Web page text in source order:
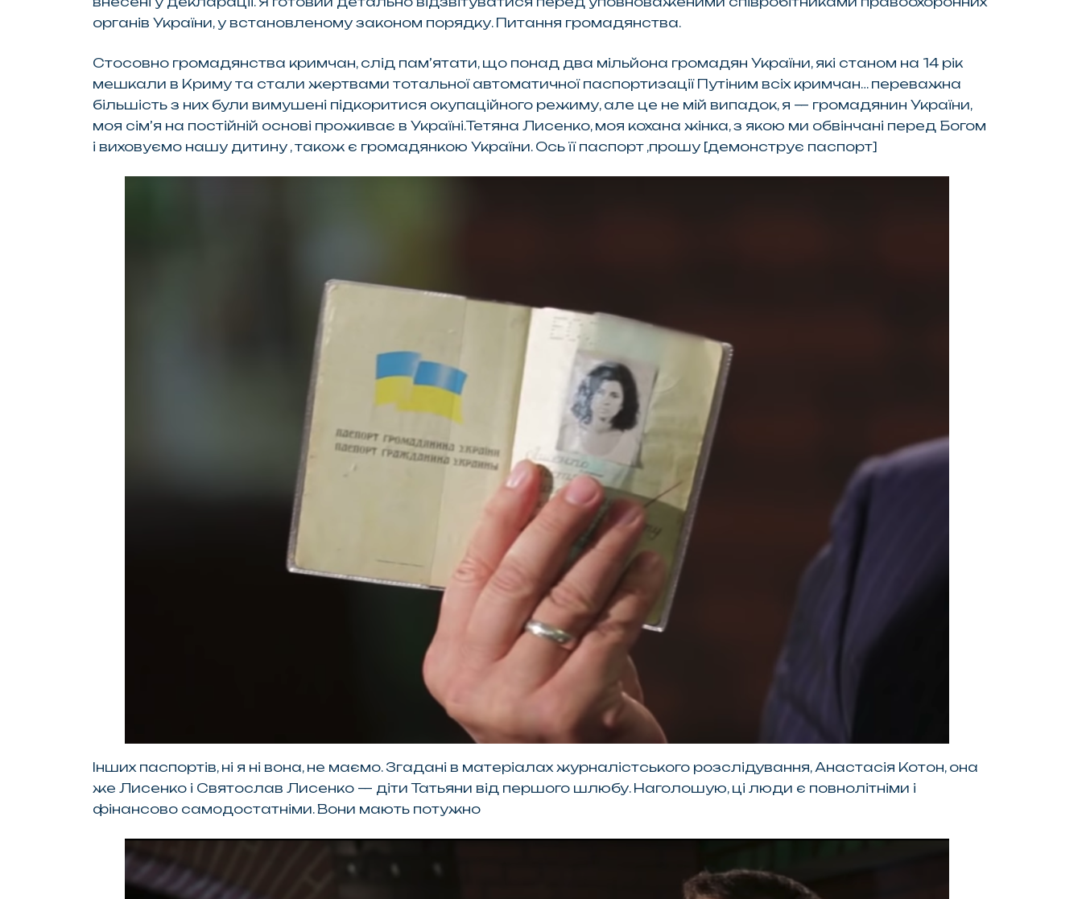
органів України, у встановленому законом порядку. Питання громадянства.
Стосовно громадянства кримчан, слід пам’ятати, що понад два мільйона громадян України, які станом на 14 рік
мешкали в Криму та стали жертвами тотальної автоматичної паспортизації Путіним всіх кримчан… переважна
більшість з них були вимушені підкоритися окупаційного режиму, але це не мій випадок, я — громадянин України,
моя сім’я на постійній основі проживає в Україні.Тетяна Лисенко, моя кохана жінка, з якою ми обвінчані перед Богом
і виховуємо нашу дитину , також є громадянкою України. Ось її паспорт ,прошу [демонструє паспорт]
Iнших паспортів, ні я ні вона, не маємо. Згадані в матеріалах журналістського розслідування, Анастасія Котон, она
же Лисенко і Святослав Лисенко — діти Татьяни від першого шлюбу. Наголошую, ці люди є повнолітніми і
фінансово самодостатніми. Вони мають потужно